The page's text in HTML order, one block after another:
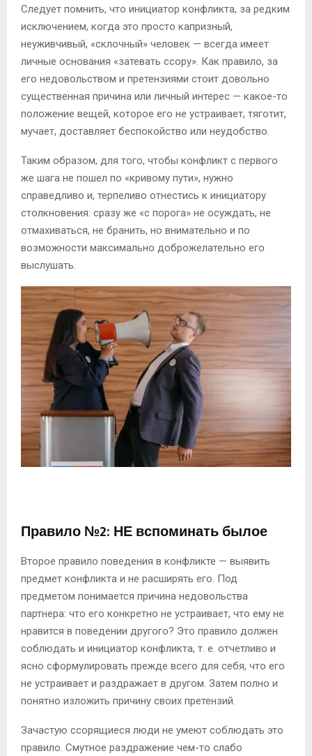
Следует помнить, что инициатор конфликта, за редким
исключением, когда это просто капризный,
неуживчивый, «склочный» человек — всегда имеет
личные основания «затевать ссору». Как правило, за
его недовольством и претензиями стоит довольно
существенная причина или личный интерес — какое-то
положение вещей, которое его не устраивает, тяготит,
мучает, доставляет беспокойство или неудобство.
Таким образом, для того, чтобы конфликт с первого
же шага не пошел по «кривому пути», нужно
справедливо и, терпеливо отнестись к инициатору
столкновения: сразу же «с порога» не осуждать, не
отмахиваться, не бранить, но внимательно и по
возможности максимально доброжелательно его
выслушать.
Правило №2: НЕ вспоминать былое
Второе правило поведения в конфликте — выявить
предмет конфликта и не расширять его. Под
предметом понимается причина недовольства
партнера: что его конкретно не устраивает, что ему не
нравится в поведении другого? Это правило должен
соблюдать и инициатор конфликта, т. е. отчетливо и
ясно сформулировать прежде всего для себя, что его
не устраивает и раздражает в другом. Затем полно и
понятно изложить причину своих претензий.
Зачастую ссорящиеся люди не умеют соблюдать это
правило. Смутное раздражение чем-то слабо